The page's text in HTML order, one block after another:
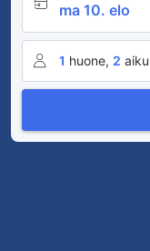
ma 10. elo
1 huone, 2